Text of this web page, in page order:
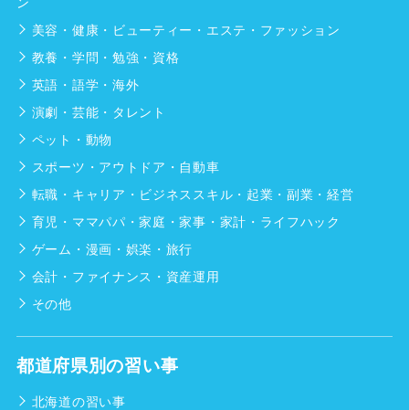
美容・健康・ビューティー・エステ・ファッション
教養・学問・勉強・資格
英語・語学・海外
演劇・芸能・タレント
ペット・動物
スポーツ・アウトドア・自動車
転職・キャリア・ビジネススキル・起業・副業・経営
育児・ママパパ・家庭・家事・家計・ライフハック
ゲーム・漫画・娯楽・旅行
会計・ファイナンス・資産運用
その他
都道府県別の習い事
北海道の習い事